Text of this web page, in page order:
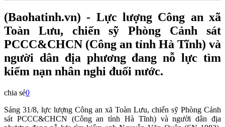
(Baohatinh.vn) - Lực lượng Công an xã
Toàn Lưu, chiến sỹ Phòng Cảnh sát
PCCC&CHCN (Công an tỉnh Hà Tĩnh) và
người dân địa phương đang nỗ lực tìm
kiếm nạn nhân nghi đuối nước.
chia sẻ0
Sáng 31/8, lực lượng Công an xã Toàn Lưu, chiến sỹ Phòng Cảnh
sát PCCC&CHCN (Công an tỉnh Hà Tĩnh) và người dân địa